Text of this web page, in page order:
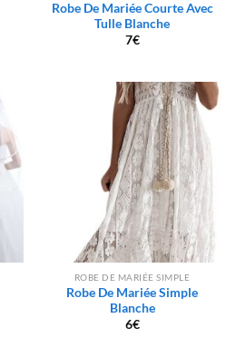
Robe De Mariée Courte Avec
Tulle Blanche
7€
ROBE DE MARIÉE SIMPLE
Robe De Mariée Simple
Blanche
6€